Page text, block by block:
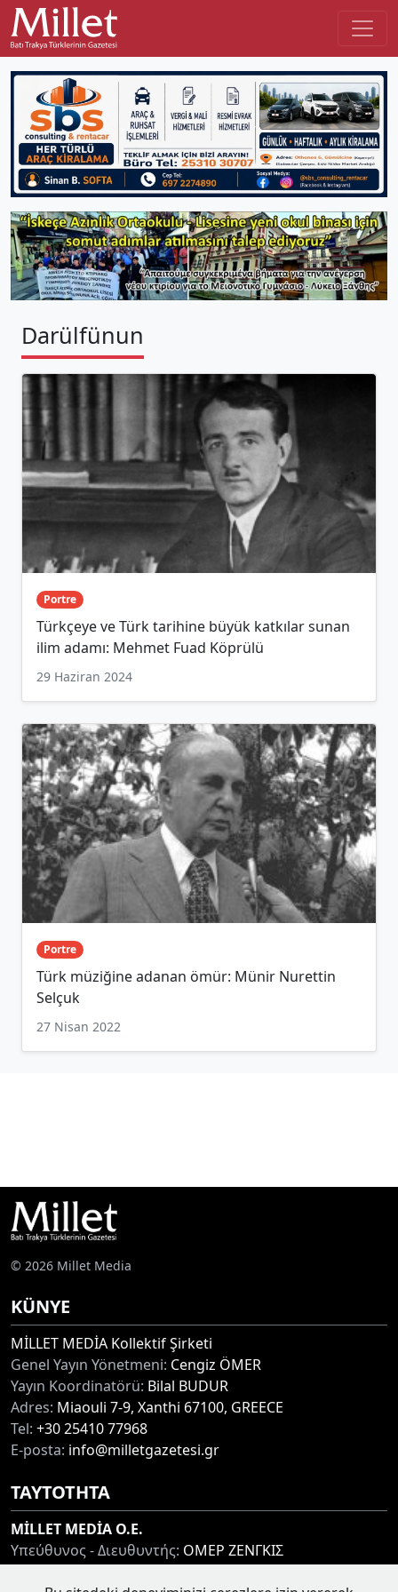
Darülfünun
Portre
Türkçeye ve Türk tarihine büyük katkılar sunan
ilim adamı: Mehmet Fuad Köprülü
29 Haziran 2024
Portre
Türk müziğine adanan ömür: Münir Nurettin
Selçuk
27 Nisan 2022
© 2026 Millet Media
KÜNYE
MİLLET MEDİA Kollektif Şirketi
Genel Yayın Yönetmeni: Cengiz ÖMER
Yayın Koordinatörü: Bilal BUDUR
Adres: Miaouli 7-9, Xanthi 67100, GREECE
Tel: +30 25410 77968
E-posta: info@milletgazetesi.gr
ΤΑΥΤΟΤΗΤΑ
MİLLET MEDİA O.E.
Υπεύθυνος - Διευθυντής: ΟΜΕΡ ΖΕΝΓΚΙΣ